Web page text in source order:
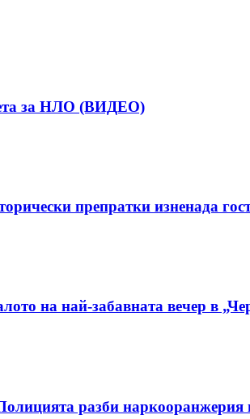
за НЛО (ВИДЕО)
препратки изненада
на най-забавната вечер в
разби